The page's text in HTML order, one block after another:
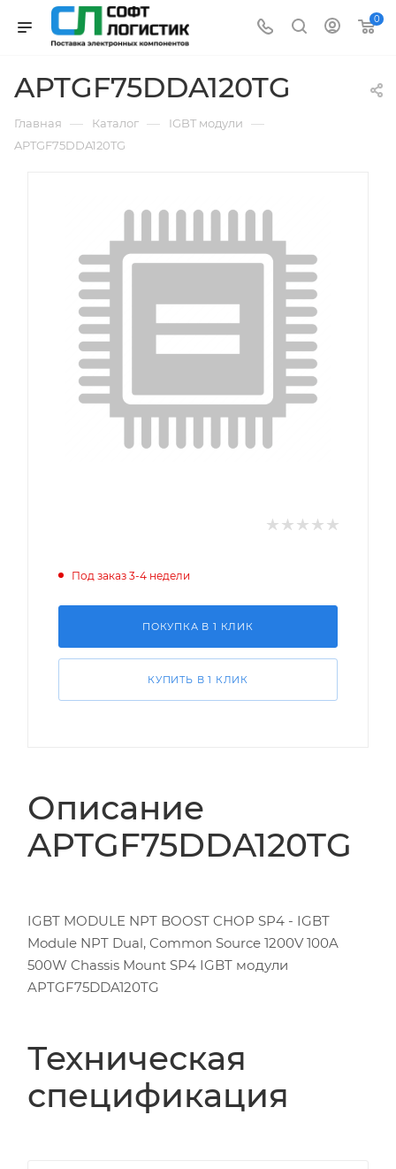
0
APTGF75DDA120TG
Главная — Каталог — IGBT модули —
APTGF75DDA120TG
Под заказ 3-4 недели
ПОКУПКА В 1 КЛИК
КУПИТЬ В 1 КЛИК
Описание
APTGF75DDA120TG
IGBT MODULE NPT BOOST CHOP SP4 - IGBT
Module NPT Dual, Common Source 1200V 100A
500W Chassis Mount SP4 IGBT модули
APTGF75DDA120TG
Техническая
спецификация